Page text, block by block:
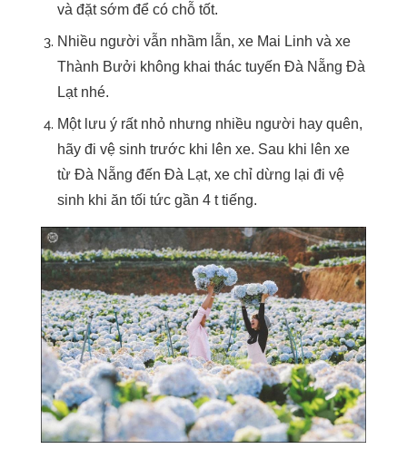
và đặt sớm để có chỗ tốt.
Nhiều người vẫn nhầm lẫn, xe Mai Linh và xe
Thành Bưởi không khai thác tuyến Đà Nẵng Đà
Lạt nhé.
Một lưu ý rất nhỏ nhưng nhiều người hay quên,
hãy đi vệ sinh trước khi lên xe. Sau khi lên xe
từ Đà Nẵng đến Đà Lạt, xe chỉ dừng lại đi vệ
sinh khi ăn tối tức gần 4 t tiếng.